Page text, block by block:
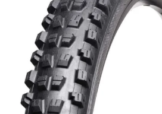
Contact cu cheie
https://www.doctortrotineta.ro/frane
Discuri frana
Placute de frana
Manete de frana
Etrieri
https://www.doctortrotineta.ro/lumini